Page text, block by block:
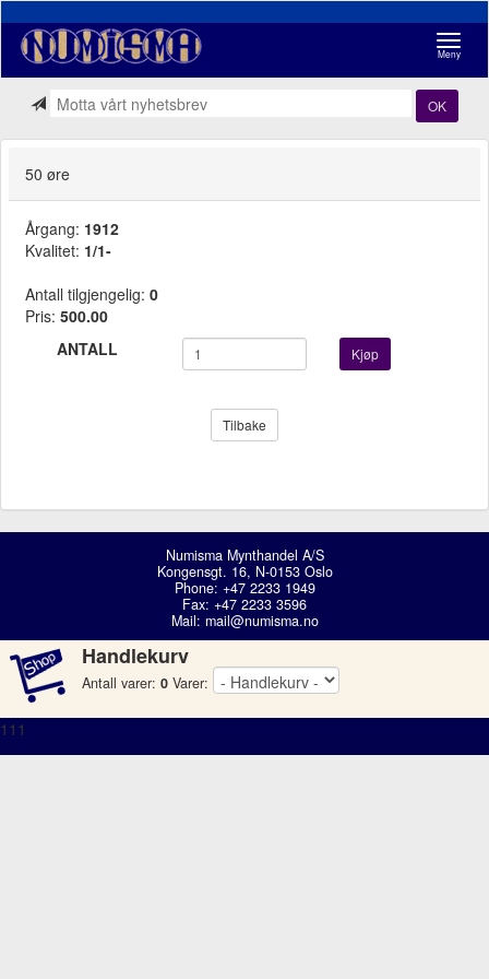
Meny
OK
50 øre
Årgang: 1912
Kvalitet: 1/1-
Antall tilgjengelig: 0
Pris: 500.00
ANTALL
Kjøp
Tilbake
Numisma Mynthandel A/S
Kongensgt. 16, N-0153 Oslo
Phone: +47 2233 1949
Fax: +47 2233 3596
Mail: mail@numisma.no
Handlekurv
Antall varer: 0 Varer:
111